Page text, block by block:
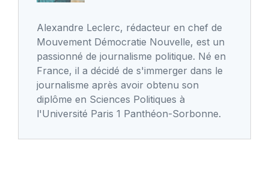
Alexandre Leclerc, rédacteur en chef de
Mouvement Démocratie Nouvelle, est un
passionné de journalisme politique. Né en
France, il a décidé de s'immerger dans le
journalisme après avoir obtenu son
diplôme en Sciences Politiques à
l'Université Paris 1 Panthéon-Sorbonne.